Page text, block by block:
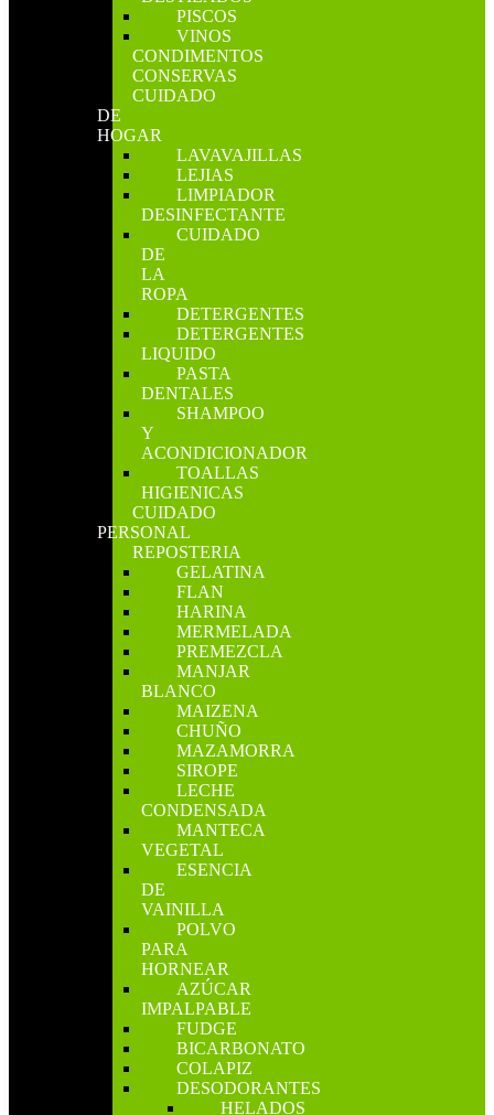
PISCOS
VINOS
CONDIMENTOS
CONSERVAS
CUIDADO
DE
HOGAR
LAVAVAJILLAS
LEJIAS
LIMPIADOR
DESINFECTANTE
CUIDADO
DE
LA
ROPA
DETERGENTES
DETERGENTES
LIQUIDO
PASTA
DENTALES
SHAMPOO
Y
ACONDICIONADOR
TOALLAS
HIGIENICAS
CUIDADO
PERSONAL
REPOSTERIA
GELATINA
FLAN
HARINA
MERMELADA
PREMEZCLA
MANJAR
BLANCO
MAIZENA
CHUÑO
MAZAMORRA
SIROPE
LECHE
CONDENSADA
MANTECA
VEGETAL
ESENCIA
DE
VAINILLA
POLVO
PARA
HORNEAR
AZÚCAR
IMPALPABLE
FUDGE
BICARBONATO
COLAPIZ
DESODORANTES
HELADOS